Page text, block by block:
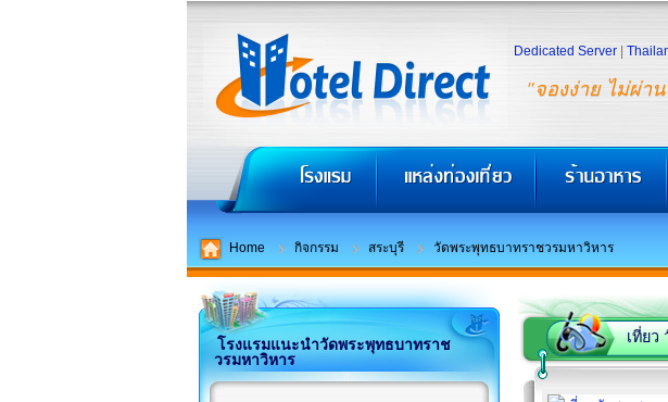
"จองง่าย ไม่ผ่า
Dedicated Server
Home กิจกรรม สระบุรี วัดพระพุทธบาทราชวรมหาวิหาร
โรงแรมแนะนำวัดพระพุทธบาทราช
วรมหาวิหาร
เที่ยว